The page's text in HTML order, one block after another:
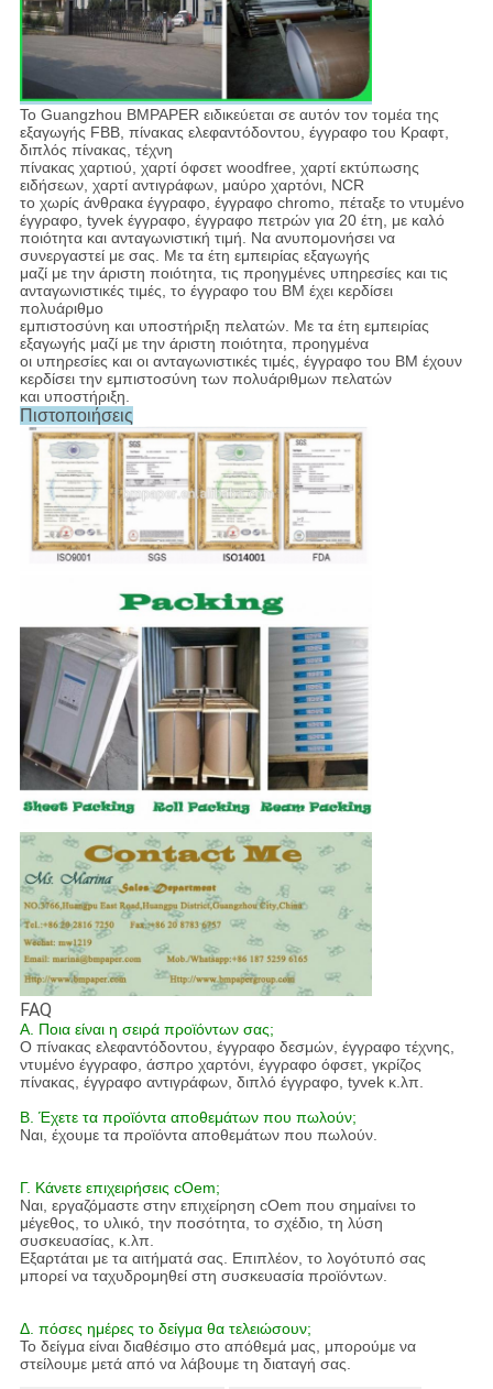
Το Guangzhou BMPAPER ειδικεύεται σε αυτόν τον τομέα της
εξαγωγής FBB, πίνακας ελεφαντόδοντου, έγγραφο του Κραφτ,
διπλός πίνακας, τέχνη
πίνακας χαρτιού, χαρτί όφσετ woodfree, χαρτί εκτύπωσης
ειδήσεων, χαρτί αντιγράφων, μαύρο χαρτόνι, NCR
το χωρίς άνθρακα έγγραφο, έγγραφο chromo, πέταξε το ντυμένο
έγγραφο, tyvek έγγραφο, έγγραφο πετρών για 20 έτη, με καλό
ποιότητα και ανταγωνιστική τιμή. Να ανυπομονήσει να
συνεργαστεί με σας. Με τα έτη εμπειρίας εξαγωγής
μαζί με την άριστη ποιότητα, τις προηγμένες υπηρεσίες και τις
ανταγωνιστικές τιμές, το έγγραφο του BM έχει κερδίσει
πολυάριθμο
εμπιστοσύνη και υποστήριξη πελατών. Με τα έτη εμπειρίας
εξαγωγής μαζί με την άριστη ποιότητα, προηγμένα
οι υπηρεσίες και οι ανταγωνιστικές τιμές, έγγραφο του BM έχουν
κερδίσει την εμπιστοσύνη των πολυάριθμων πελατών
και υποστήριξη.
Πιστοποιήσεις
FAQ
Α. Ποια είναι η σειρά προϊόντων σας;
Ο πίνακας ελεφαντόδοντου, έγγραφο δεσμών, έγγραφο τέχνης,
ντυμένο έγγραφο, άσπρο χαρτόνι, έγγραφο όφσετ, γκρίζος
πίνακας, έγγραφο αντιγράφων, διπλό έγγραφο, tyvek κ.λπ.
Β. Έχετε τα προϊόντα αποθεμάτων που πωλούν;
Ναι, έχουμε τα προϊόντα αποθεμάτων που πωλούν.
Γ. Κάνετε επιχειρήσεις cOem;
Ναι, εργαζόμαστε στην επιχείρηση cOem που σημαίνει το
μέγεθος, το υλικό, την ποσότητα, το σχέδιο, τη λύση
συσκευασίας, κ.λπ.
Εξαρτάται με τα αιτήματά σας. Επιπλέον, το λογότυπό σας
μπορεί να ταχυδρομηθεί στη συσκευασία προϊόντων.
Δ. πόσες ημέρες το δείγμα θα τελειώσουν;
Το δείγμα είναι διαθέσιμο στο απόθεμά μας, μπορούμε να
στείλουμε μετά από να λάβουμε τη διαταγή σας.